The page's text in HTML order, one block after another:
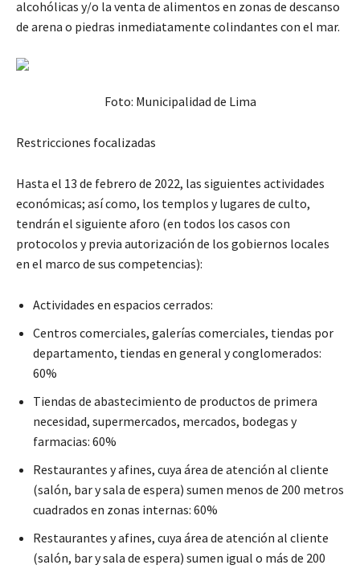
alcohólicas y/o la venta de alimentos en zonas de descanso
de arena o piedras inmediatamente colindantes con el mar.
Foto: Municipalidad de Lima
Restricciones focalizadas
Hasta el 13 de febrero de 2022, las siguientes actividades
económicas; así como, los templos y lugares de culto,
tendrán el siguiente aforo (en todos los casos con
protocolos y previa autorización de los gobiernos locales
en el marco de sus competencias):
Actividades en espacios cerrados:
Centros comerciales, galerías comerciales, tiendas por
departamento, tiendas en general y conglomerados:
60%
Tiendas de abastecimiento de productos de primera
necesidad, supermercados, mercados, bodegas y
farmacias: 60%
Restaurantes y afines, cuya área de atención al cliente
(salón, bar y sala de espera) sumen menos de 200 metros
cuadrados en zonas internas: 60%
Restaurantes y afines, cuya área de atención al cliente
(salón, bar y sala de espera) sumen igual o más de 200